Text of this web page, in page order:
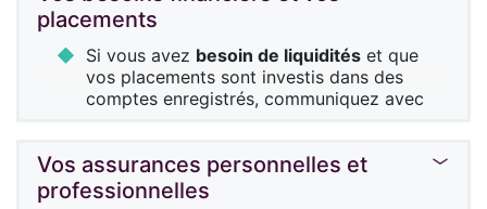
Priorisez les postes budgétaires qui
subissent desajustements volontaires ou
involontaires, et calculez les effets
associés pour apporter les correctifs
nécessaires, au besoin.
dépenses
celles qui sont majeures.
placements
Si vous avez besoin de liquiditéset que
vos placements sont investis dans des
comptes enregistrés, communiquez avec
aidera à en évaluer les conséquences
fiscales et à considérer d’autres options
Vos assurances personnelles et
professionnelles